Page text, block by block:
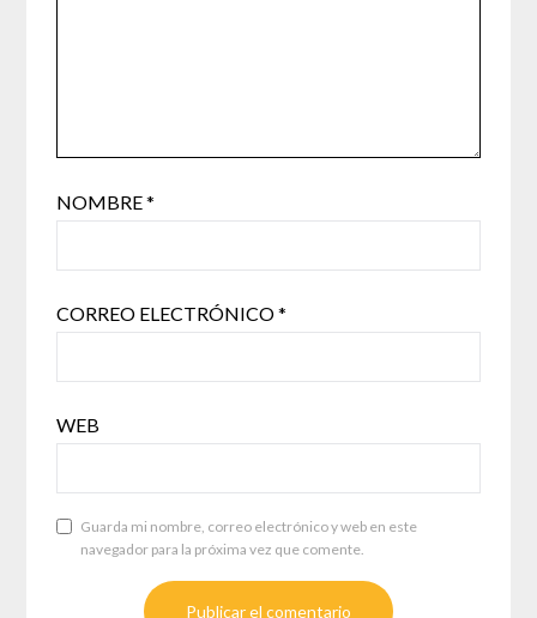
NOMBRE*
CORREO ELECTRÓNICO*
WEB
Guarda mi nombre, correo electrónico y web en este
navegador para la próxima vez que comente.